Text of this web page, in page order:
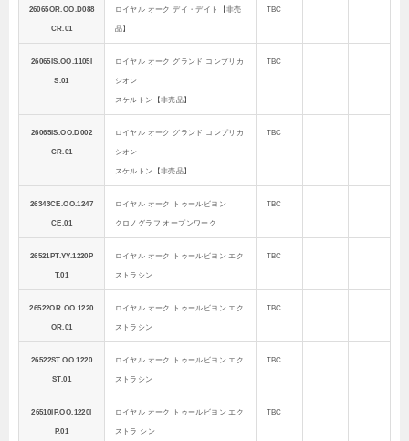
26065OR.OO.D088
CR.01
ロイヤル オーク デイ・デイト【非売
品】
TBC
26065IS.OO.1105I
S.01
ロイヤル オーク グランド コンプリカ
シオン
スケルトン【非売品】
TBC
26065IS.OO.D002
CR.01
ロイヤル オーク グランド コンプリカ
シオン
スケルトン【非売品】
TBC
26343CE.OO.1247
CE.01
ロイヤル オーク トゥールビヨン
クロノグラフ オープンワーク
TBC
26521PT.YY.1220P
T.01
ロイヤル オーク トゥールビヨン エク
ストラシン
TBC
26522OR.OO.1220
OR.01
ロイヤル オーク トゥールビヨン エク
ストラシン
TBC
26522ST.OO.1220
ST.01
ロイヤル オーク トゥールビヨン エク
ストラシン
TBC
26510IP.OO.1220I
P.01
ロイヤル オーク トゥールビヨン エク
ストラ シン
TBC